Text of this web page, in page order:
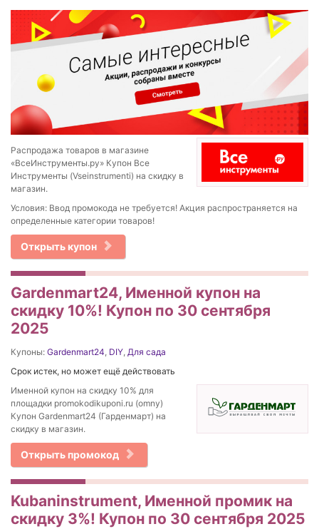
Распродажа товаров в магазине
«ВсеИнструменты.ру» Купон Все
Инструменты (Vseinstrumenti) на скидку в
магазин.
Условия: Ввод промокода не требуется! Акция распространяется на
определенные категории товаров!
Открыть купон
Gardenmart24, Именной купон на
скидку 10%! Купон по 30 сентября
2025
Купоны: Gardenmart24, DIY, Для сада
Срок истек, но может ещё действовать
Именной купон на скидку 10% для
площадки promokodikuponi.ru (omny)
Купон Gardenmart24 (Гарденмарт) на
скидку в магазин.
Открыть промокод
Kubaninstrument, Именной промик на
скидку 3%! Купон по 30 сентября 2025